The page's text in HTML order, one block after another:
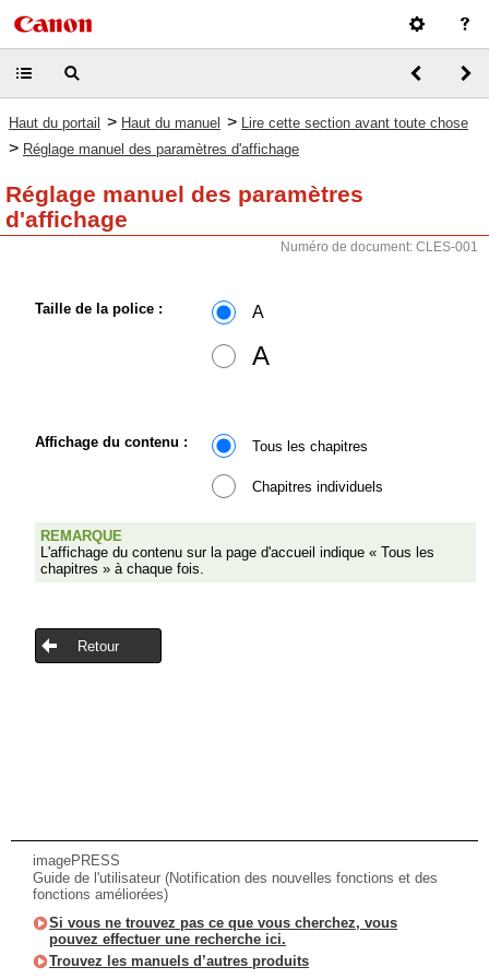
Haut du portail > Haut du manuel > Lire cette section avant toute chose
> Réglage manuel des paramètres d'affichage
Réglage manuel des paramètres
d'affichage
Numéro de document: CLES-001
Taille de la police : A
A
Affichage du contenu : Tous les chapitres
Chapitres individuels
REMARQUE
L'affichage du contenu sur la page d'accueil indique « Tous les
chapitres » à chaque fois.
Retour
imagePRESS
Guide de l'utilisateur (Notification des nouvelles fonctions et des
fonctions améliorées)
Si vous ne trouvez pas ce que vous cherchez, vous
pouvez effectuer une recherche ici.
Trouvez les manuels d’autres produits